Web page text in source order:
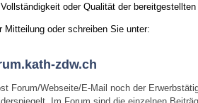
oder Qualität der
oder schreiben Sie unter:
zdw.ch
Forum/Webseite/E-Mail noch der